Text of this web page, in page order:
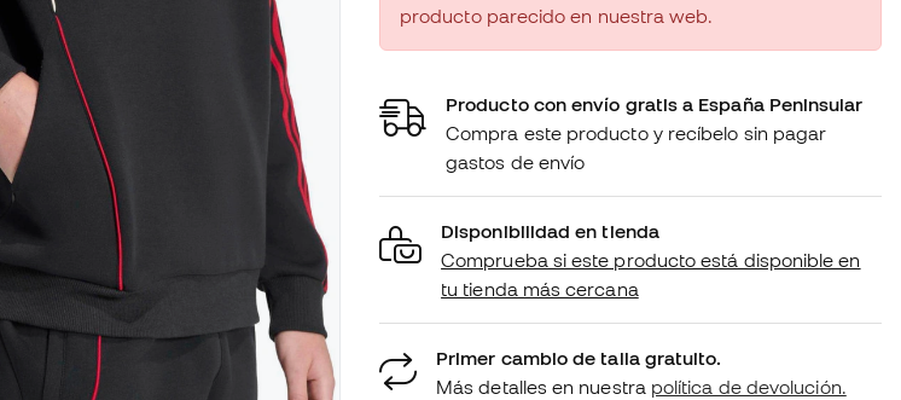
producto parecido en nuestra web.
Producto con envío gratis a España Peninsular
Compra este producto y recíbelo sin pagar
gastos de envío
Disponibilidad en tienda
Comprueba si este producto está disponible en
tu tienda más cercana
Primer cambio de talla gratuito.
Más detalles en nuestra política de devolución.